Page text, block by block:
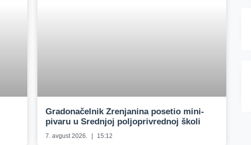
Gradonačelnik Zrenjanina posetio mini-
pivaru u Srednjoj poljoprivrednoj školi
7. avgust 2026. 15:12